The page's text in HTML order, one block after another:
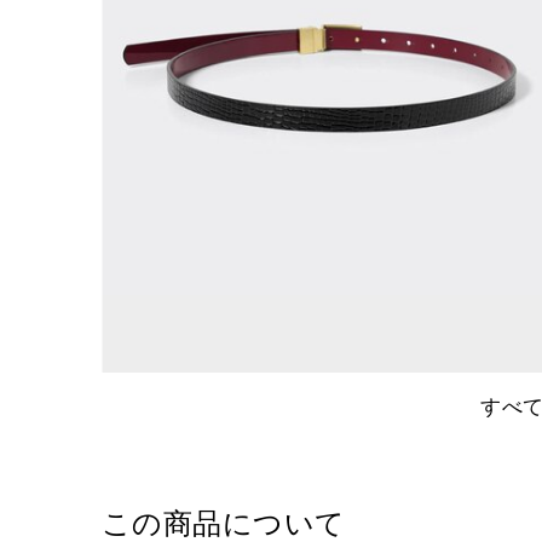
すべ
この商品について